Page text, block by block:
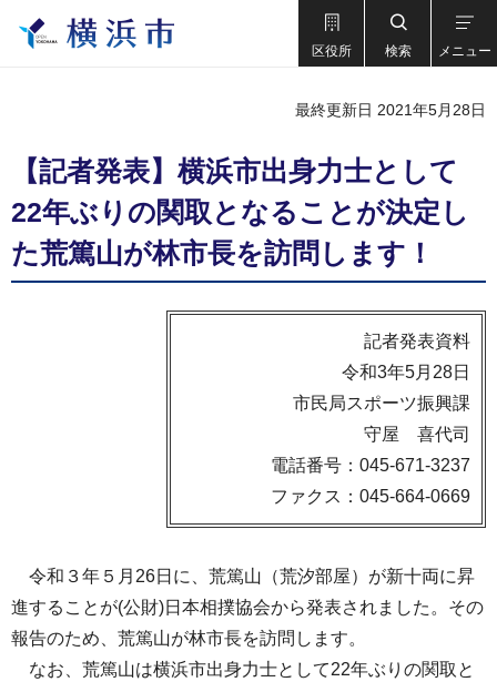
区役所 検索 メニュー
最終更新日 2021年5月28日
【記者発表】横浜市出身力士として
22年ぶりの関取となることが決定し
た荒篤山が林市長を訪問します！
記者発表資料
令和3年5月28日
市民局スポーツ振興課
守屋 喜代司
電話番号：045-671-3237
ファクス：045-664-0669
令和３年５月26日に、荒篤山（荒汐部屋）が新十両に昇
進することが(公財)日本相撲協会から発表されました。その
報告のため、荒篤山が林市長を訪問します。
なお、荒篤山は横浜市出身力士として22年ぶりの関取と